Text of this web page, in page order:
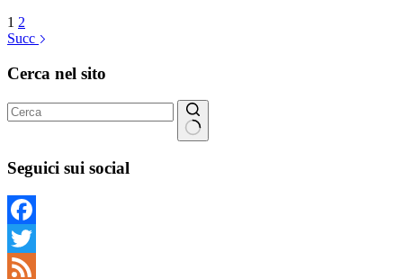
1 2
Succ
Cerca nel sito
risultato
Seguici sui social
Facebook
Twitter